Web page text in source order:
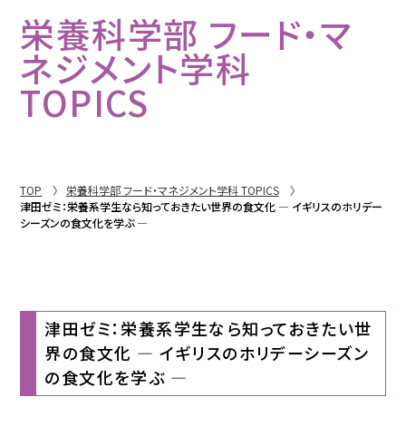
栄養科学部 フード・マ
ネジメント学科
TOPICS
TOP
栄養科学部 フード・マネジメント学科 TOPICS
津田ゼミ：栄養系学生なら知っておきたい世界の食文化 ― イギリスのホリデー
シーズンの食文化を学ぶ ―
津田ゼミ：栄養系学生なら知っておきたい世
界の食文化 ― イギリスのホリデーシーズン
の食文化を学ぶ ―